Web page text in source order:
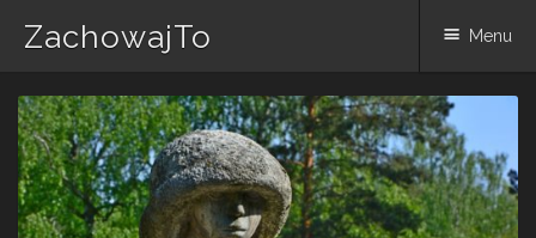
ZachowajTo Menu
Skip
to
content